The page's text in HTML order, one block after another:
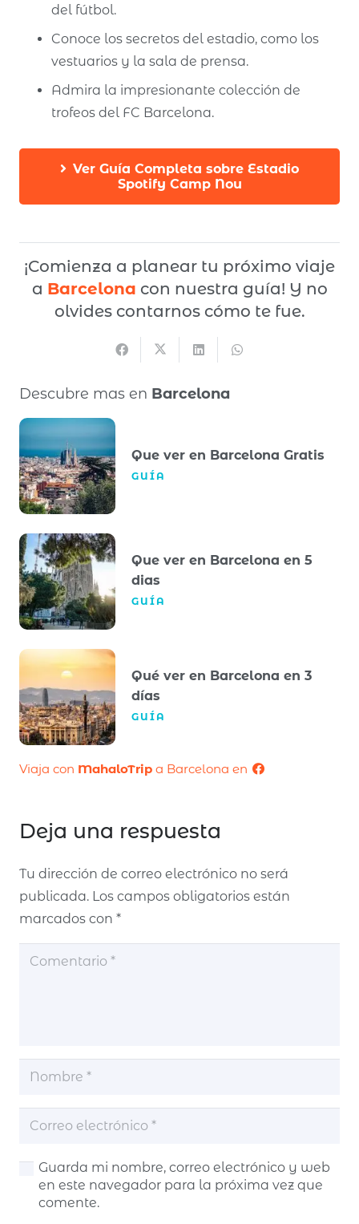
del fútbol.
Conoce los secretos del estadio, como los
vestuarios y la sala de prensa.
Admira la impresionante colección de
trofeos del FC Barcelona.
Ver Guía Completa sobre Estadio
Spotify Camp Nou
¡Comienza a planear tu próximo viaje
a Barcelona con nuestra guía! Y no
olvides contarnos cómo te fue.
Descubre mas en Barcelona
Que ver en Barcelona Gratis
GUÍA
Que ver en Barcelona en 5
dias
GUÍA
Qué ver en Barcelona en 3
días
GUÍA
Viaja con MahaloTrip a Barcelona en
Deja una respuesta
Tu dirección de correo electrónico no será
publicada. Los campos obligatorios están
marcados con *
Guarda mi nombre, correo electrónico y web
en este navegador para la próxima vez que
comente.